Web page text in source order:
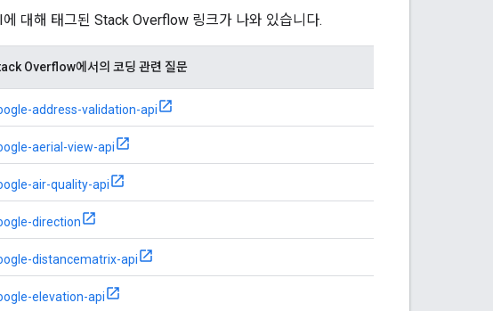
대해 태그된 Stack Overflow 링크가 나와 있습니다.
Overflow에서의 코딩 관련 질문
address-validation-api
aerial-view-api
air-quality-api
direction
distancematrix-api
elevation-api